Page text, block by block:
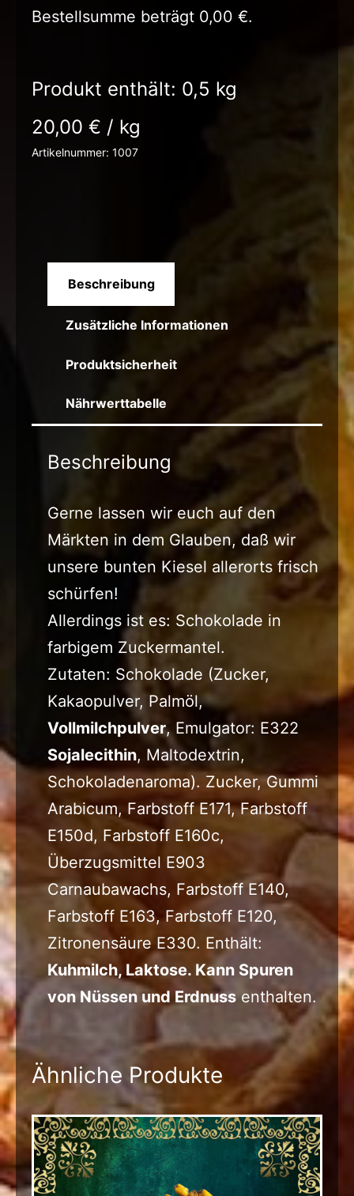
Bestellsumme beträgt 0,00 €.
Produkt enthält: 0,5 kg
20,00 € / kg
Artikelnummer: 1007
Beschreibung
Zusätzliche Informationen
Produktsicherheit
Nährwerttabelle
Beschreibung
Gerne lassen wir euch auf den
Märkten in dem Glauben, daß wir
unsere bunten Kiesel allerorts frisch
schürfen!
Allerdings ist es: Schokolade in
farbigem Zuckermantel.
Zutaten: Schokolade (Zucker,
Kakaopulver, Palmöl,
Vollmilchpulver, Emulgator: E322
Sojalecithin, Maltodextrin,
Schokoladenaroma). Zucker, Gummi
Arabicum, Farbstoff E171, Farbstoff
E150d, Farbstoff E160c,
Überzugsmittel E903
Carnaubawachs, Farbstoff E140,
Farbstoff E163, Farbstoff E120,
Zitronensäure E330. Enthält:
Kuhmilch, Laktose. Kann Spuren
von Nüssen und Erdnussenthalten.
Ähnliche Produkte